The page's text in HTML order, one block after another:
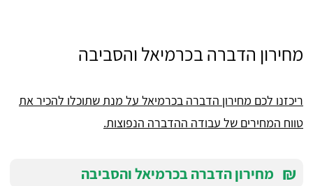
מחירון הדברה בכרמיאל והסביבה
ריכזנו לכם מחירון הדברה בכרמיאל על מנת שתוכלו להכיר את
טווח המחירים של עבודה ההדברה הנפוצות.
₪ מחירון הדברה בכרמיאל והסביבה